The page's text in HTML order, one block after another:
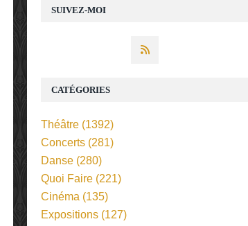
SUIVEZ-MOI
CATÉGORIES
Théâtre (1392)
Concerts (281)
Danse (280)
Quoi Faire (221)
Cinéma (135)
Expositions (127)